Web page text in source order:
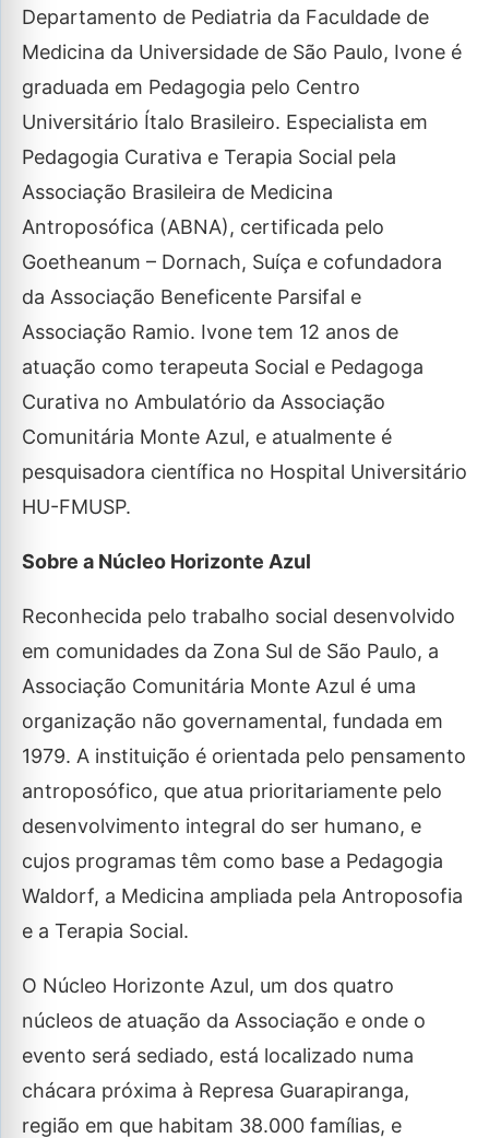
Departamento de Pediatria da Faculdade de
Medicina da Universidade de São Paulo, Ivone é
graduada em Pedagogia pelo Centro
Universitário Ítalo Brasileiro. Especialista em
Pedagogia Curativa e Terapia Social pela
Associação Brasileira de Medicina
Antroposófica (ABNA), certificada pelo
Goetheanum – Dornach, Suíça e cofundadora
da Associação Beneficente Parsifal e
Associação Ramio. Ivone tem 12 anos de
atuação como terapeuta Social e Pedagoga
Curativa no Ambulatório da Associação
Comunitária Monte Azul, e atualmente é
pesquisadora científica no Hospital Universitário
HU-FMUSP.
Sobre a Núcleo Horizonte Azul
Reconhecida pelo trabalho social desenvolvido
em comunidades da Zona Sul de São Paulo, a
Associação Comunitária Monte Azul é uma
organização não governamental, fundada em
1979. A instituição é orientada pelo pensamento
antroposófico, que atua prioritariamente pelo
desenvolvimento integral do ser humano, e
cujos programas têm como base a Pedagogia
Waldorf, a Medicina ampliada pela Antroposofia
e a Terapia Social.
O Núcleo Horizonte Azul, um dos quatro
núcleos de atuação da Associação e onde o
evento será sediado, está localizado numa
chácara próxima à Represa Guarapiranga,
região em que habitam 38.000 famílias, e